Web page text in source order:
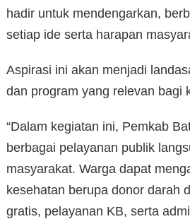
hadir untuk mendengarkan,
setiap ide serta harapan
Aspirasi ini akan menjadi
dan program yang relevan bagi
“Dalam kegiatan ini, Pemkab
berbagai pelayanan publik
masyarakat. Warga dapat
kesehatan berupa donor darah
gratis, pelayanan KB, serta